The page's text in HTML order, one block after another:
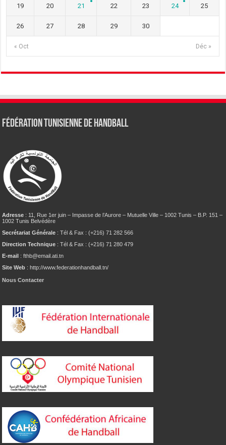
« Oct Déc »
19 20 21 22 23 24 25
26 27 28 29 30
Fédération tunisienne de Handball
Adresse : 11, Rue 1er juin – Impasse de l’Aurore – Mutuelle Ville – 1002 Tunis – B.P. 151 –
1002 Tunis Belvédère
Secrétariat Générale : Tél & Fax : (+216) 71 282 566
Direction Technique : Tél & Fax : (+216) 71 280 479
E-mail : fthb@email.ati.tn
Site Web : http://www.federationhandball.tn/
Nous Contacter